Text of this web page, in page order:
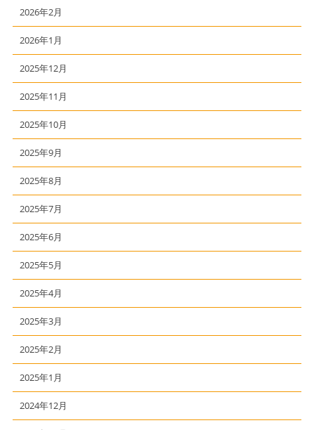
2026年2月
2026年1月
2025年12月
2025年11月
2025年10月
2025年9月
2025年8月
2025年7月
2025年6月
2025年5月
2025年4月
2025年3月
2025年2月
2025年1月
2024年12月